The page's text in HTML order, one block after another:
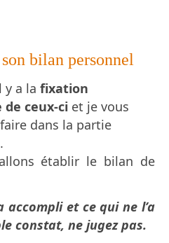
bilan personnel
y a la fixation
de ceux-ci et je vous
dans la partie
établir le bilan de
accompli et ce qui ne l’a
constat, ne jugez pas.